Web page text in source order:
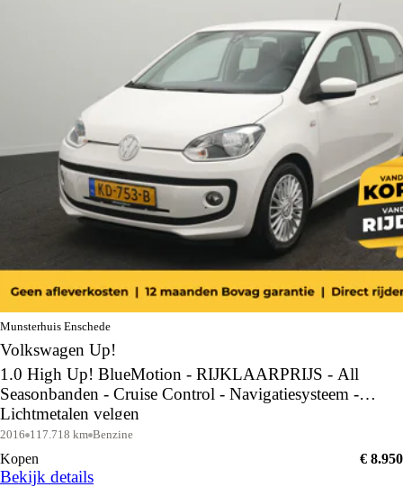
Munsterhuis Enschede
Volkswagen Up!
1.0 High Up! BlueMotion - RIJKLAARPRIJS - All
Seasonbanden - Cruise Control - Navigatiesysteem -
Lichtmetalen velgen
2016 117.718 km Benzine
Kopen € 8.950
Bekijk details